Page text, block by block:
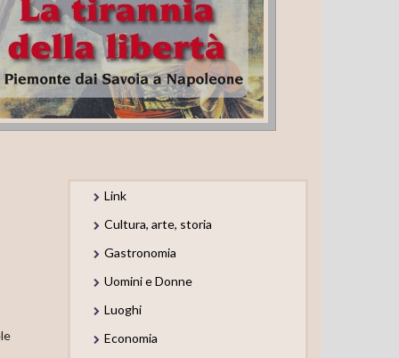
Link
Cultura, arte, storia
Gastronomia
Uomini e Donne
Luoghi
Economia